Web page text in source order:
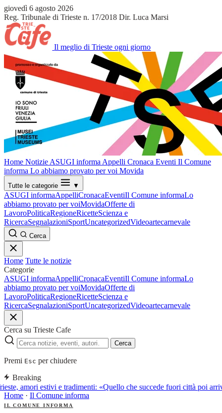
giovedì 6 agosto 2026
Reg. Tribunale di Trieste n. 17/2018 Dir. Luca Marsi
Il meglio di Trieste ogni giorno
Home Notizie ASUGI informa Appelli Cronaca Eventi Il Comune
informa Lo abbiamo provato per voi Movida
Tutte le categorie ▼
ASUGI informaAppelliCronacaEventiIl Comune informaLo
abbiamo provato per voiMovidaOfferte di
LavoroPoliticaRegioneRicetteScienza e
RicercaSegnalazioniSportUncategorizedVideoartecarnevale
Cerca
Home Tutte le notizie
Categorie
ASUGI informaAppelliCronacaEventiIl Comune informaLo
abbiamo provato per voiMovidaOfferte di
LavoroPoliticaRegioneRicetteScienza e
RicercaSegnalazioniSportUncategorizedVideoartecarnevale
Cerca su Trieste Cafe
Cerca
Premi Esc per chiudere
Breaking
amori estivi e tradimenti: «Quello che succede fuori città poi
Home · Il Comune informa
IL COMUNE INFORMA